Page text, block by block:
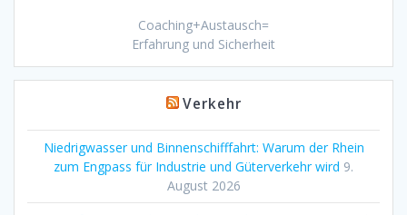
Coaching+Austausch=
Erfahrung und Sicherheit
Verkehr
Niedrigwasser und Binnenschifffahrt: Warum der Rhein
zum Engpass für Industrie und Güterverkehr wird 9.
August 2026